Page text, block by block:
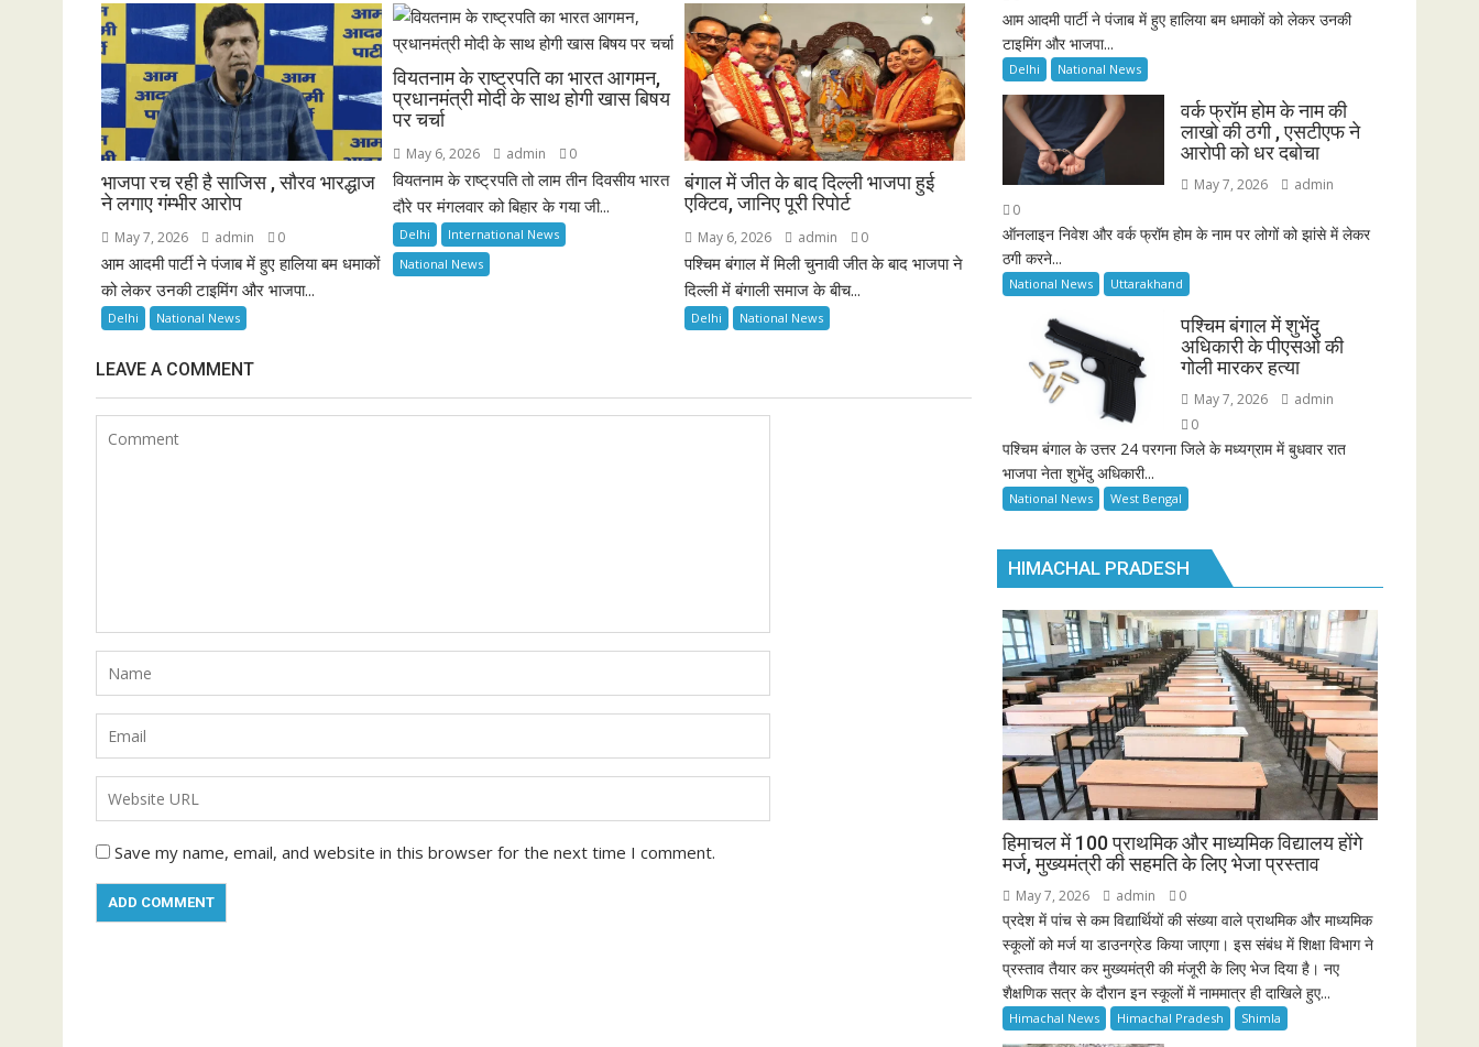
भाजपा रच रही है साजिस , सौरव भारद्धाज
ने लगाए गंम्भीर आरोप
May 7, 2026 admin 0
आम आदमी पार्टी ने पंजाब में हुए हालिया बम धमाकों
को लेकर उनकी टाइमिंग और भाजपा...
Delhi National News
वियतनाम के राष्ट्रपति का भारत आगमन,
प्रधानमंत्री मोदी के साथ होगी खास बिषय
पर चर्चा
May 6, 2026 admin 0
वियतनाम के राष्ट्रपति तो लाम तीन दिवसीय भारत
दौरे पर मंगलवार को बिहार के गया जी...
Delhi
International News
National News
बंगाल में जीत के बाद दिल्ली भाजपा हुई
एक्टिव, जानिए पूरी रिपोर्ट
May 6, 2026 admin 0
पश्चिम बंगाल में मिली चुनावी जीत के बाद भाजपा ने
दिल्ली में बंगाली समाज के बीच...
Delhi National News
LEAVE A COMMENT
Save my name, email, and website in this browser for the next time I comment.
आम आदमी पार्टी ने पंजाब में हुए हालिया बम धमाकों को लेकर उनकी
टाइमिंग और भाजपा...
Delhi National News
वर्क फ्रॉम होम के नाम की
लाखो की ठगी , एसटीएफ ने
आरोपी को धर दबोचा
May 7, 2026
admin
0
ऑनलाइन निवेश और वर्क फ्रॉम होम के नाम पर लोगों को झांसे में लेकर
ठगी करने...
National News Uttarakhand
पश्चिम बंगाल में शुभेंदु
अधिकारी के पीएसओ की
गोली मारकर हत्या
May 7, 2026
admin
0
पश्चिम बंगाल के उत्तर 24 परगना जिले के मध्यग्राम में बुधवार रात
भाजपा नेता शुभेंदु अधिकारी...
National News West Bengal
HIMACHAL PRADESH
हिमाचल में 100 प्राथमिक और माध्यमिक विद्यालय होंगे
मर्ज, मुख्यमंत्री की सहमति के लिए भेजा प्रस्ताव
May 7, 2026 admin 0
प्रदेश में पांच से कम विद्यार्थियों की संख्या वाले प्राथमिक और माध्यमिक
स्कूलों को मर्ज या डाउनग्रेड किया जाएगा। इस संबंध में शिक्षा विभाग ने
प्रस्ताव तैयार कर मुख्यमंत्री की मंजूरी के लिए भेज दिया है। नए
शैक्षणिक सत्र के दौरान इन स्कूलों में नाममात्र ही दाखिले हुए...
Himachal News Himachal Pradesh Shimla